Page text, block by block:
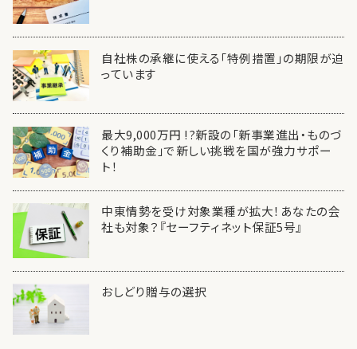
自社株の承継に使える「特例措置」の期限が迫
っています
最大9,000万円 !?新設の「新事業進出・ものづ
くり補助金」で新しい挑戦を国が強力サポー
ト！
中東情勢を受け対象業種が拡大！あなたの会
社も対象？『セーフティネット保証5号』
おしどり贈与の選択